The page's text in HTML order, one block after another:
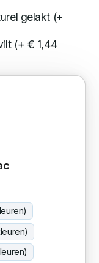
gelakt (+
(+ € 1,44